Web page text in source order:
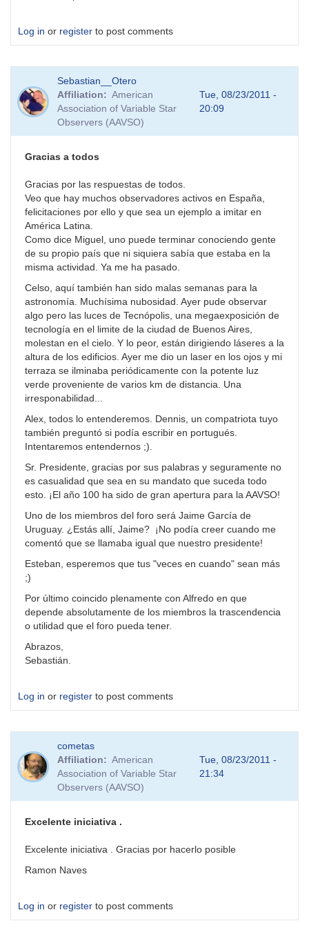
Log in or register to post comments
Sebastian__Otero
Affiliation
American
Association of Variable Star
Observers (AAVSO)
Tue, 08/23/2011 -
20:09
Gracias a todos
Gracias por las respuestas de todos.
Veo que hay muchos observadores activos en España,
felicitaciones por ello y que sea un ejemplo a imitar en
América Latina.
Como dice Miguel, uno puede terminar conociendo gente
de su propio país que ni siquiera sabía que estaba en la
misma actividad. Ya me ha pasado.
Celso, aquí también han sido malas semanas para la
astronomía. Muchísima nubosidad. Ayer pude observar
algo pero las luces de Tecnópolis, una megaexposición de
tecnología en el limite de la ciudad de Buenos Aires,
molestan en el cielo. Y lo peor, están dirigiendo láseres a la
altura de los edificios. Ayer me dio un laser en los ojos y mi
terraza se ilminaba periódicamente con la potente luz
verde proveniente de varios km de distancia. Una
irresponabilidad...
Alex, todos lo entenderemos. Dennis, un compatriota tuyo
también preguntó si podía escribir en portugués.
Intentaremos entendernos ;).
Sr. Presidente, gracias por sus palabras y seguramente no
es casualidad que sea en su mandato que suceda todo
esto. ¡El año 100 ha sido de gran apertura para la AAVSO!
Uno de los miembros del foro será Jaime García de
Uruguay. ¿Estás allí, Jaime? ¡No podía creer cuando me
comentó que se llamaba igual que nuestro presidente!
Esteban, esperemos que tus "veces en cuando" sean más
;)
Por último coincido plenamente con Alfredo en que
depende absolutamente de los miembros la trascendencia
o utilidad que el foro pueda tener.
Abrazos,
Sebastián.
Log in or register to post comments
cometas
Affiliation
American
Association of Variable Star
Observers (AAVSO)
Tue, 08/23/2011 -
21:34
Excelente iniciativa .
Excelente iniciativa . Gracias por hacerlo posible
Ramon Naves
Log in or register to post comments